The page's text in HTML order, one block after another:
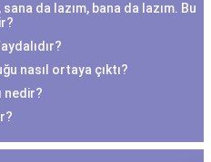
sana da lazım, bana da lazım. Bu
nasıl ortaya çıktı?
nedir?